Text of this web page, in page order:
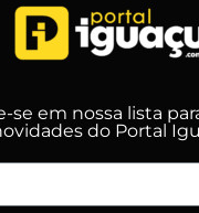
se em nossa lista
do Portal